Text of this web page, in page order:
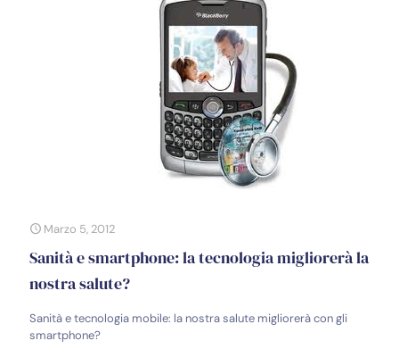
Marzo 5, 2012
Sanità e smartphone: la tecnologia migliorerà la
nostra salute?
Sanità e tecnologia mobile: la nostra salute migliorerà con gli
smartphone?